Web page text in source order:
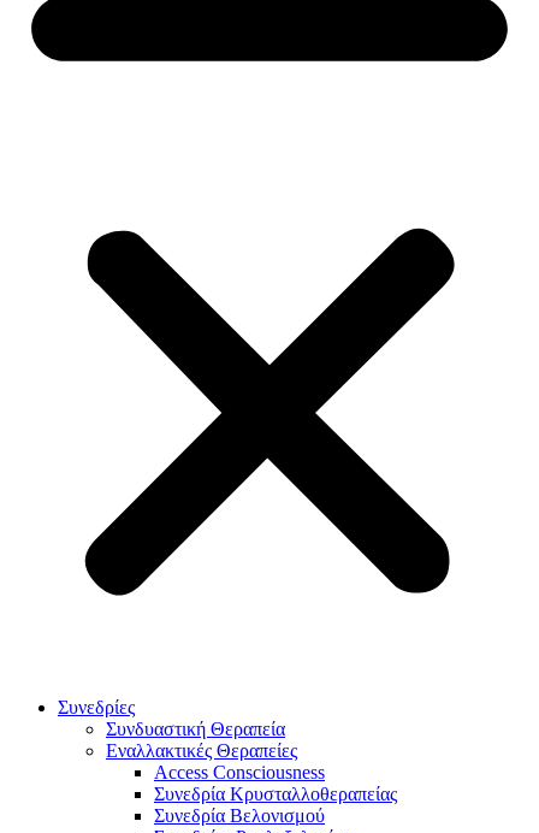
Συνεδρίες
Συνδυαστική Θεραπεία
Εναλλακτικές Θεραπείες
Access Consciousness
Συνεδρία Κρυσταλλοθεραπείας
Συνεδρία Βελονισμού